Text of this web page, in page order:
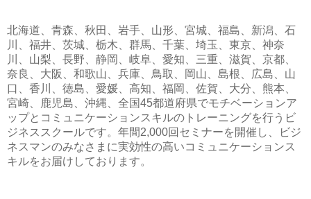
北海道、青森、秋田、岩手、山形、宮城、福島、新潟、石
川、福井、茨城、栃木、群馬、千葉、埼玉、東京、神奈
川、山梨、長野、静岡、岐阜、愛知、三重、滋賀、京都、
奈良、大阪、和歌山、兵庫、鳥取、岡山、島根、広島、山
口、香川、徳島、愛媛、高知、福岡、佐賀、大分、熊本、
宮崎、鹿児島、沖縄、全国45都道府県でモチベーションア
ップとコミュニケーションスキルのトレーニングを行うビ
ジネススクールです。年間2,000回セミナーを開催し、ビジ
ネスマンのみなさまに実効性の高いコミュニケーションス
キルをお届けしております。